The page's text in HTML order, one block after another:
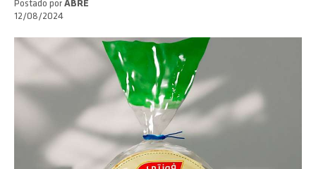
Postado por ABRE
12/08/2024